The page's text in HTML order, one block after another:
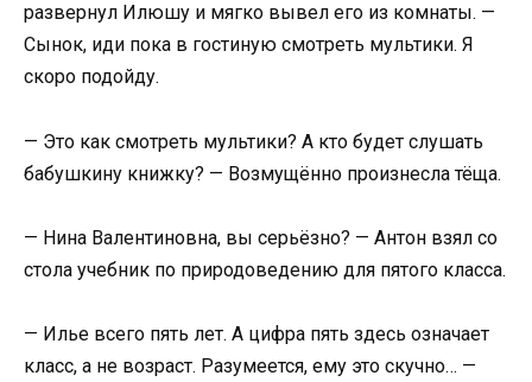
развернул Илюшу и мягко вывел его из комнаты. —
Сынок, иди пока в гостиную смотреть мультики. Я
скоро подойду.
— Это как смотреть мультики? А кто будет слушать
бабушкину книжку? — Возмущённо произнесла тёща.
— Нина Валентиновна, вы серьёзно? — Антон взял со
стола учебник по природоведению для пятого класса.
— Илье всего пять лет. А цифра пять здесь означает
класс, а не возраст. Разумеется, ему это скучно… —